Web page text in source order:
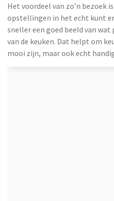
Het voordeel van zo’n bezoek
opstellingen in het echt kunt
sneller een goed beeld van
van de keuken. Dat helpt om
mooi zijn, maar ook echt